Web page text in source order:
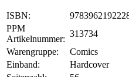
ISBN:
PPM
Artikelnummer:
313734
Warengruppe:
Comics
Einband:
Hardcover